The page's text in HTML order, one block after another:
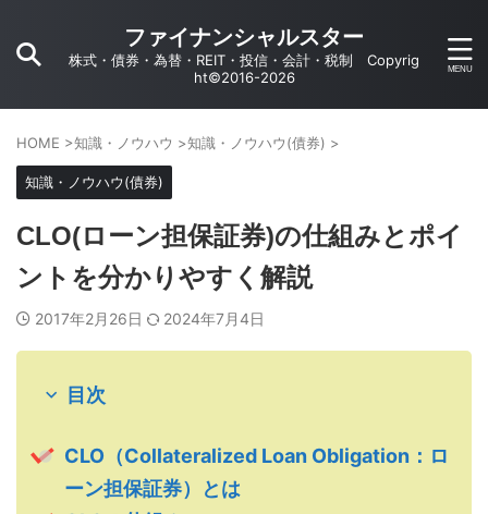
ファイナンシャルスター
株式・債券・為替・REIT・投信・会計・税制 Copyrig
ht©2016-2026
HOME >知識・ノウハウ >知識・ノウハウ(債券) >
知識・ノウハウ(債券)
CLO(ローン担保証券)の仕組みとポイ
ントを分かりやすく解説
2017年2月26日 2024年7月4日
目次
CLO（Collateralized Loan Obligation：ロ
ーン担保証券）とは